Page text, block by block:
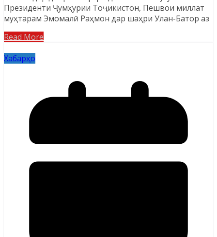
Президенти Ҷумҳурии Тоҷикистон, Пешвои миллат
муҳтарам Эмомалӣ Раҳмон дар шаҳри Улан-Батор аз
Read More
Хабарҳо